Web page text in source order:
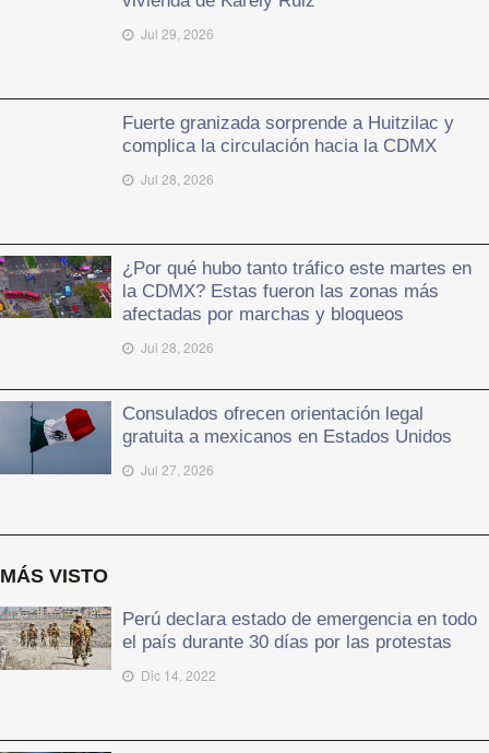
Jul 29, 2026
Fuerte granizada sorprende a Huitzilac y
complica la circulación hacia la CDMX
Jul 28, 2026
¿Por qué hubo tanto tráfico este martes en
la CDMX? Estas fueron las zonas más
afectadas por marchas y bloqueos
Jul 28, 2026
Consulados ofrecen orientación legal
gratuita a mexicanos en Estados Unidos
Jul 27, 2026
MÁS VISTO
Perú declara estado de emergencia en todo
el país durante 30 días por las protestas
Dic 14, 2022